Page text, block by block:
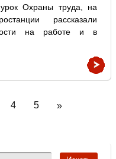
Охраны труда, на
рассказали
на работе и в
4 5 »